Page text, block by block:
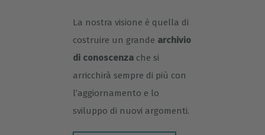
La nostra visione è quella di
costruire un grande archivio
di conoscenzache si
arricchirà sempre di più con
l’aggiornamento e lo
sviluppo di nuovi argomenti.